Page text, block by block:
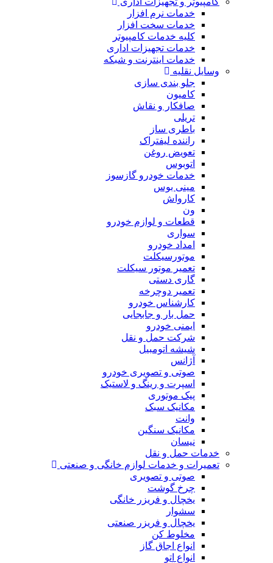
خدمات نرم افزار
خدمات سخت افزار
کلیه خدمات کامپیوتر
خدمات تجهیزات اداری
خدمات اینترنت و شبکه
وسایل نقلیه
جلو بندی سازی
کامیون
صافکار و نقاش
تریلی
باطری ساز
راننده لیفتراک
تعویض روغن
اتوبوس
خدمات خودرو گازسوز
مینی بوس
کارواش
ون
قطعات و لوازم خودرو
سواری
امداد خودرو
موتورسیکلت
تعمیر موتور سیکلت
گاری دستی
تعمیر دوچرخه
کارشناس خودرو
حمل بار و جابجایی
ایمنی خودرو
شرکت حمل و نقل
شیشه اتومبیل
آژانس
صوتی و تصویری خودرو
اسپرت و رینگ و لاستیک
پیک موتوری
مکانیک سبک
وانت
مکانیک سنگین
نیسان
خدمات حمل و نقل
تعمیرات و خدمات لوازم خانگی و صنعتی
صوتی و تصویری
چرخ گوشت
یخچال و فریزر خانگی
سشوار
یخچال و فریزر صنعتی
مخلوط کن
انواع اجاق گاز
انواع اتو